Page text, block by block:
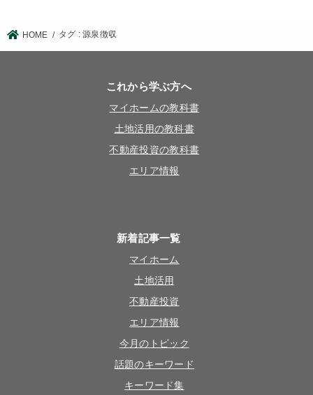
HOME タグ : 源泉徴収
これから学ぶ方へ
マイホームの教科書
土地活用の教科書
不動産投資の教科書
エリア情報
新着記事一覧
マイホーム
土地活用
不動産投資
エリア情報
今月のトピック
話題のキーワード
キーワード集